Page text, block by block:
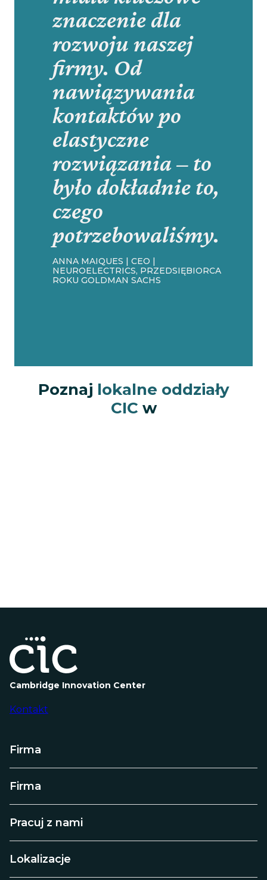
znaczenie dla
rozwoju naszej
firmy. Od
nawiązywania
kontaktów po
elastyczne
rozwiązania – to
było dokładnie to,
czego
potrzebowaliśmy.
ANNA MAIQUES | CEO |
NEUROELECTRICS, PRZEDSIĘBIORCA
ROKU GOLDMAN SACHS
Poznaj lokalne oddziały
CIC w
Cambridge Innovation Center
Kontakt
Firma
Firma
Pracuj z nami
Lokalizacje